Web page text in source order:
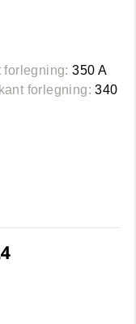
forlegning: 350 A
forlegning: 340